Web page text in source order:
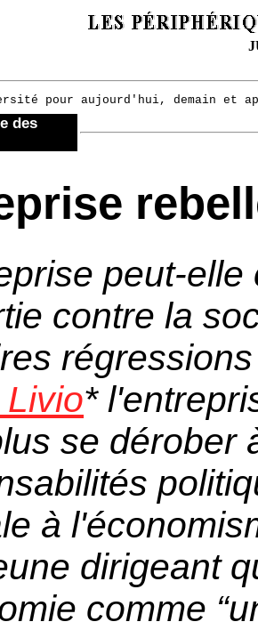
pour aujourd'hui, demain et
des
peut-
contre la
*
se dérober
à
dirigeant
comme